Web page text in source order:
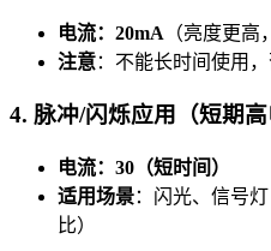
电流：20mA （亮度更高
注意：不能长时间使用
4. 脉冲/闪烁应用（短期高
电流：30（短时间）
适用场景：闪光、信号
比）